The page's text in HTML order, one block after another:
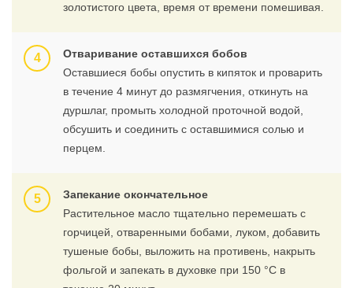
золотистого цвета, время от времени помешивая.
Отваривание оставшихся бобов
Оставшиеся бобы опустить в кипяток и проварить
в течение 4 минут до размягчения, откинуть на
дуршлаг, промыть холодной проточной водой,
обсушить и соединить с оставшимися солью и
перцем.
Запекание окончательное
Растительное масло тщательно перемешать с
горчицей, отваренными бобами, луком, добавить
тушеные бобы, выложить на противень, накрыть
фольгой и запекать в духовке при 150 °С в